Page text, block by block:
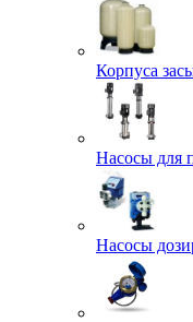
Корпуса
Насосы для
Насосы